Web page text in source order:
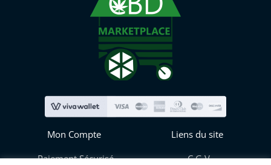
Mon Compte
Paiement Sécurisé
Liens du site
C.G.V